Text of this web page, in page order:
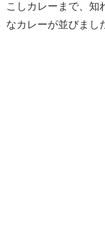
こしカレーまで、知
なカレーが並びまし